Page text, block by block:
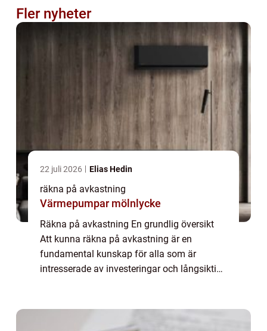
Fler nyheter
22 juli 2026 Elias Hedin
räkna på avkastning
Värmepumpar mölnlycke
Räkna på avkastning En grundlig översikt
Att kunna räkna på avkastning är en
fundamental kunskap för alla som är
intresserade av investeringar och långsiktigt